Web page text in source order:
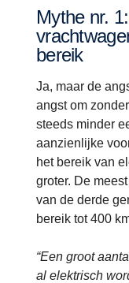
Mythe nr. 1: Elektrische
bereik
Ja, maar de
angst om
steeds minder
aanzienlijke
het bereik van
groter. De
van de derde
bereik tot 400
“Een groot
al elektrisch